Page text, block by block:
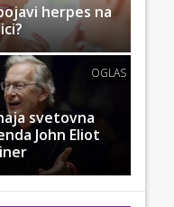
herpes na
OGLAS
svetovna
John Eliot